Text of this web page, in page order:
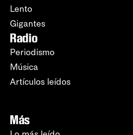
Lento
Gigantes
Radio
Periodismo
Música
Artículos leídos
Más